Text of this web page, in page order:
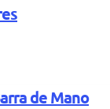
de Mano